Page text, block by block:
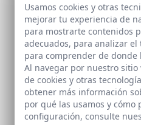
Phorma
Málaga
Usamos cookies y otras
mejorar tu experiencia de
para mostrarte contenidos
adecuados, para analizar
para comprender de
Al navegar por nuestro
de cookies y otras
obtener más información
por qué las usamos y cómo
configuración, consulte